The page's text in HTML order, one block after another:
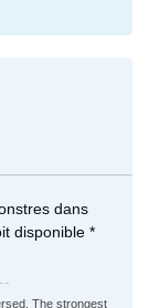
dans
disponible *
The strongest